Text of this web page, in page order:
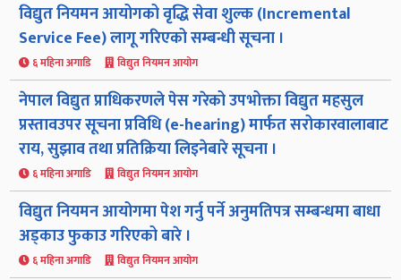
विद्युत नियमन आयोगको वृद्धि सेवा शुल्क (Incremental
Service Fee) लागू गरिएको सम्बन्धी सूचना ।
६ महिना अगाडि विद्युत नियमन आयोग
नेपाल विद्युत प्राधिकरणले पेस गरेको उपभोक्ता विद्युत महसुल
प्रस्तावउपर सूचना प्रविधि (e-hearing) मार्फत सरोकारवालाबाट
राय, सुझाव तथा प्रतिक्रिया लिइनेबारे सूचना ।
६ महिना अगाडि विद्युत नियमन आयोग
विद्युत नियमन आयोगमा पेश गर्नु पर्ने अनुमतिपत्र सम्बन्धमा बाधा
अड्काउ फुकाउ गरिएको बारे ।
६ महिना अगाडि विद्युत नियमन आयोग